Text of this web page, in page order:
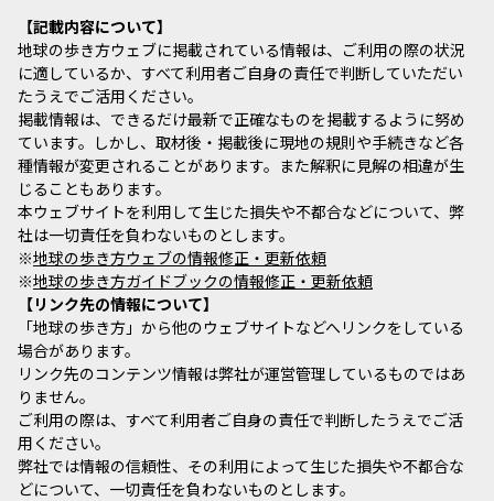
記載内容について
地球の歩き方ウェブに掲載されている情報は、ご利用の際の状況
に適しているか、すべて利用者ご自身の責任で判断していただい
たうえでご活用ください。
掲載情報は、できるだけ最新で正確なものを掲載するように努め
ています。しかし、取材後・掲載後に現地の規則や手続きなど各
種情報が変更されることがあります。また解釈に見解の相違が生
じることもあります。
本ウェブサイトを利用して生じた損失や不都合などについて、弊
社は一切責任を負わないものとします。
※地球の歩き方ウェブの情報修正・更新依頼
※地球の歩き方ガイドブックの情報修正・更新依頼
リンク先の情報について
「地球の歩き方」から他のウェブサイトなどへリンクをしている
場合があります。
リンク先のコンテンツ情報は弊社が運営管理しているものではあ
りません。
ご利用の際は、すべて利用者ご自身の責任で判断したうえでご活
用ください。
弊社では情報の信頼性、その利用によって生じた損失や不都合な
どについて、一切責任を負わないものとします。